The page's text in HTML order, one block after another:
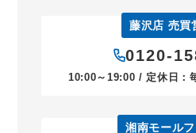
藤沢店 売買
0120-
10:00～19:00 / 定休日：
湘南モール